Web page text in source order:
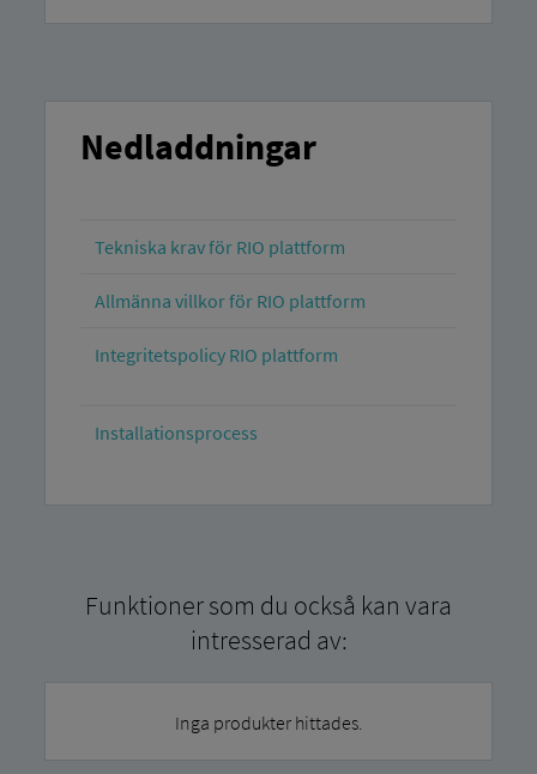
Nedladdningar
Tekniska krav för RIO plattform
Allmänna villkor för RIO plattform
Integritetspolicy RIO plattform
Installationsprocess
Funktioner som du också kan vara
intresserad av:
Inga produkter hittades.